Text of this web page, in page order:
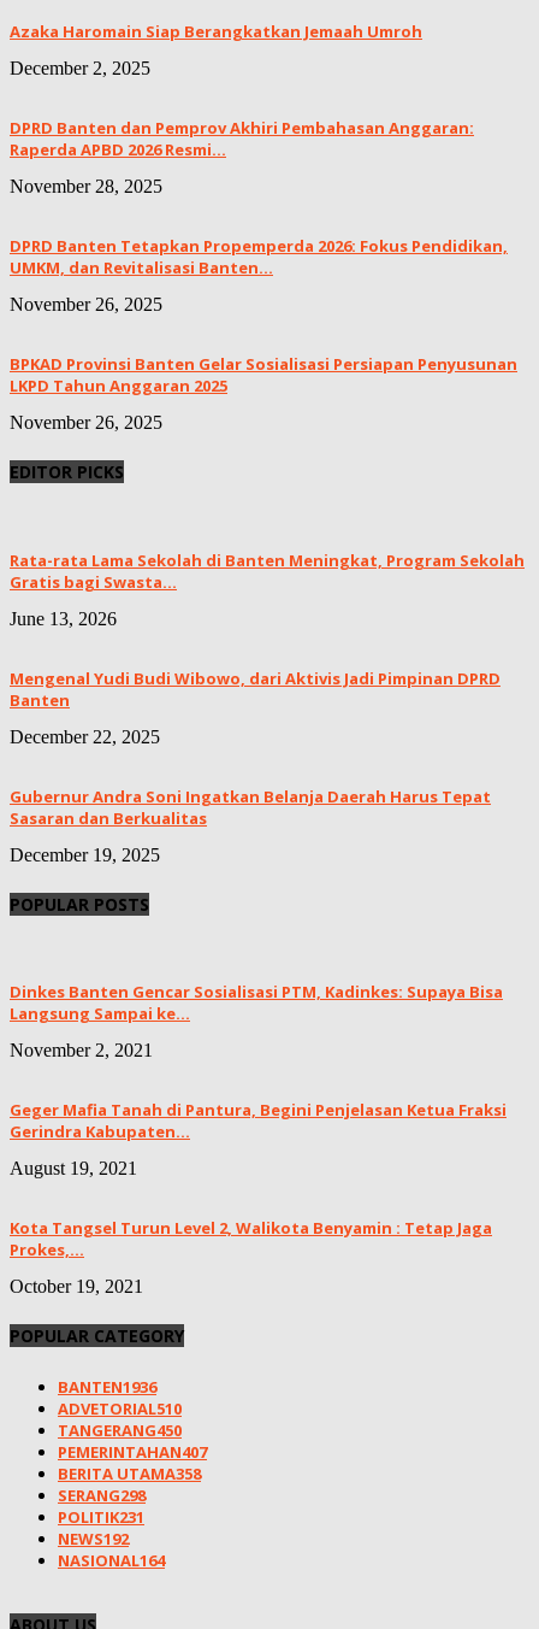
Azaka Haromain Siap Berangkatkan Jemaah Umroh
December 2, 2025
DPRD Banten dan Pemprov Akhiri Pembahasan Anggaran:
Raperda APBD 2026 Resmi...
November 28, 2025
DPRD Banten Tetapkan Propemperda 2026: Fokus Pendidikan,
UMKM, dan Revitalisasi Banten...
November 26, 2025
BPKAD Provinsi Banten Gelar Sosialisasi Persiapan Penyusunan
LKPD Tahun Anggaran 2025
November 26, 2025
EDITOR PICKS
Rata-rata Lama Sekolah di Banten Meningkat, ‎Program Sekolah
Gratis bagi Swasta...
June 13, 2026
Mengenal Yudi Budi Wibowo, dari Aktivis Jadi Pimpinan DPRD
Banten
December 22, 2025
Gubernur Andra Soni Ingatkan Belanja Daerah Harus Tepat
Sasaran dan Berkualitas
December 19, 2025
POPULAR POSTS
Dinkes Banten Gencar Sosialisasi PTM, Kadinkes: Supaya Bisa
Langsung Sampai ke...
November 2, 2021
Geger Mafia Tanah di Pantura, Begini Penjelasan Ketua Fraksi
Gerindra Kabupaten...
August 19, 2021
Kota Tangsel Turun Level 2, Walikota Benyamin : Tetap Jaga
Prokes,...
October 19, 2021
POPULAR CATEGORY
BANTEN1936
ADVETORIAL510
TANGERANG450
PEMERINTAHAN407
BERITA UTAMA358
SERANG298
POLITIK231
NEWS192
NASIONAL164